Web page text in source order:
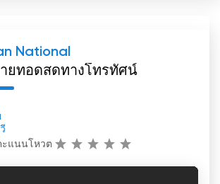
National
ยทอดสดทางโทรทัศน์
ะแนนโหวต